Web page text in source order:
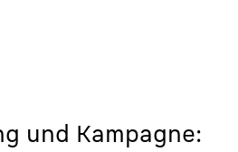
und Kampagne: